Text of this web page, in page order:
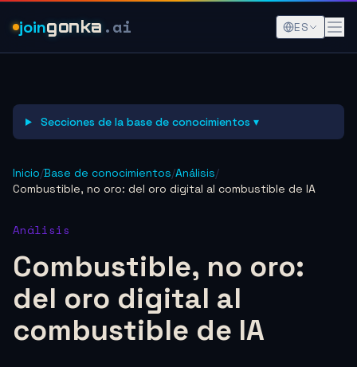
joingonka .ai ES
Secciones de la base de conocimientos ▾
Inicio/Base de conocimientos/Análisis/
Combustible, no oro: del oro digital al combustible de IA
Análisis
Combustible, no oro:
del oro digital al
combustible de IA